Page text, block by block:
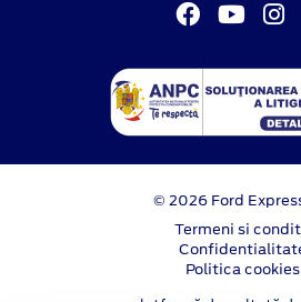
© 2026 Ford
Termeni si
Politica cookies